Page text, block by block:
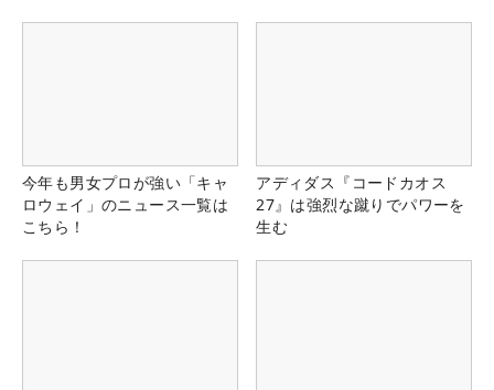
今年も男女プロが強い「キャ
ロウェイ」のニュース一覧は
こちら！
アディダス『コードカオス
27』は強烈な蹴りでパワーを
生む